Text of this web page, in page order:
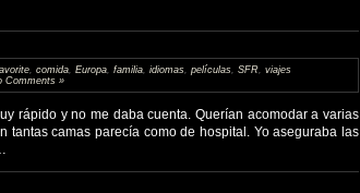
comida Europa familia idiomas películas SFR viajes
Comments »
rápido y no me daba cuenta. Querían acomodar a varias
tantas camas parecía como de hospital. Yo aseguraba las